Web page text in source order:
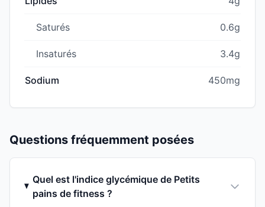
Saturés 0.6g
Insaturés 3.4g
Sodium 450mg
Questions fréquemment posées
Quel est l'indice glycémique de Petits
pains de fitness ?